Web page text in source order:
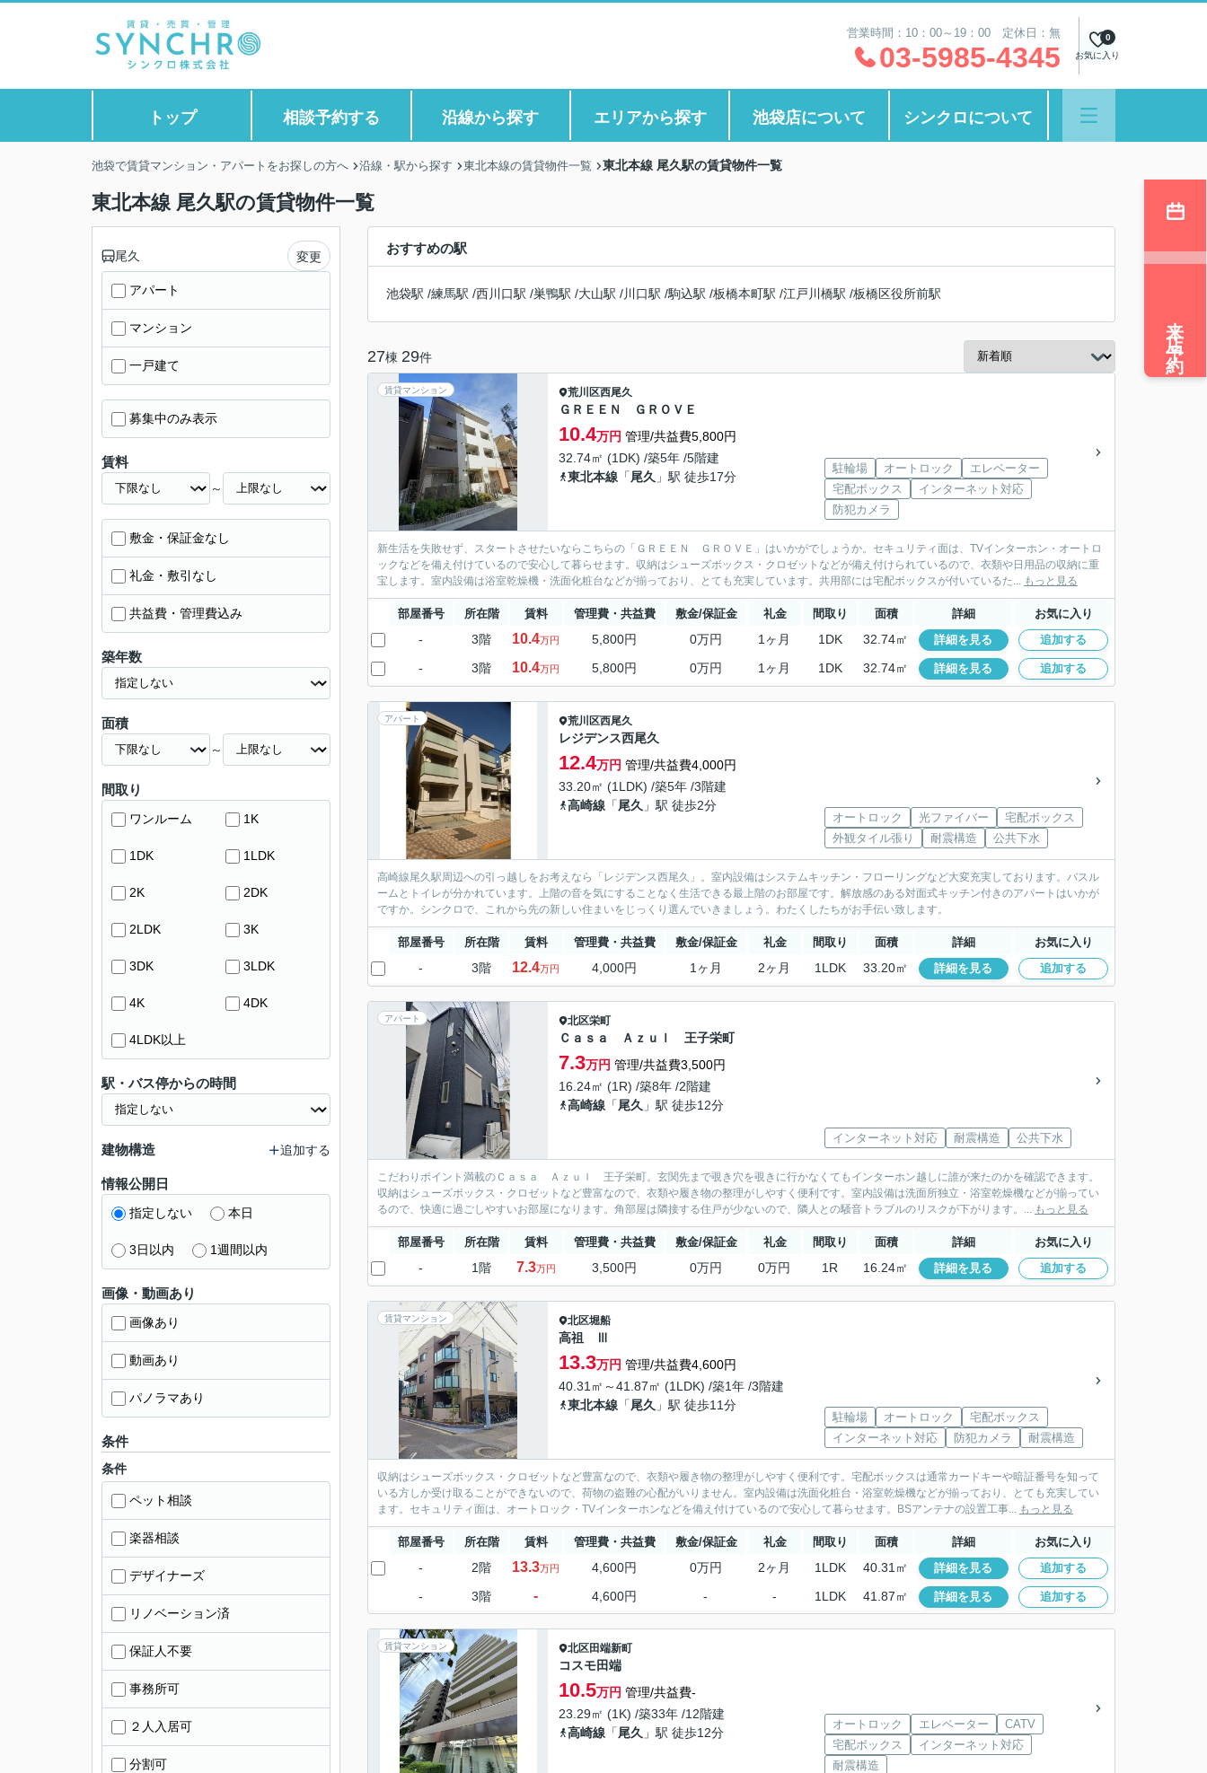
営業時間：10：00～19：00 定休日：無
03-5985-4345 お気に入り
0
トップ 相談予約する 沿線から探す エリアから探す 池袋店について シンクロについて
池袋で賃貸マンション・アパートをお探しの方へ 沿線・駅から探す 東北本線の賃貸物件一覧 東北本線 尾久駅の賃貸物件一覧
東北本線 尾久駅の賃貸物件一覧
おすすめの駅
池袋駅 /練馬駅 /西川口駅 /巣鴨駅 /大山駅 /川口駅 /駒込駅 /板橋本町駅 /江戸川橋駅 /板橋区役所前駅
27棟 29件
賃貸マンション 荒川区西尾久
ＧＲＥＥＮ ＧＲＯＶＥ
10.4万円 管理/共益費5,800円
32.74㎡ (1DK) /築5年 /5階建
東北本線 「尾久 」駅 徒歩17分
駐輪場 オートロック
エレベーター
宅配ボックス
インターネット対応
防犯カメラ
新生活を失敗せず、スタートさせたいならこちらの「ＧＲＥＥＮ ＧＲＯＶＥ」はいかがでしょうか。セキュリティ面は、TVインターホン・オートロ
ックなどを備え付けているので安心して暮らせます。収納はシューズボックス・クロゼットなどが備え付けられているので、衣類や日用品の収納に重
宝します。室内設備は浴室乾燥機・洗面化粧台などが揃っており、とても充実しています。共用部には宅配ボックスが付いているた... もっと見る
部屋番号 所在階 賃料 管理費・共益費 敷金/保証金 礼金 間取り 面積 詳細 お気に入り
- 3階 10.4万円 5,800円 0万円 1ヶ月 1DK 32.74㎡ 詳細を見る 追加する
- 3階 10.4万円 5,800円 0万円 1ヶ月 1DK 32.74㎡ 詳細を見る 追加する
アパート 荒川区西尾久
レジデンス西尾久
12.4万円 管理/共益費4,000円
33.20㎡ (1LDK) /築5年 /3階建
高崎線 「尾久 」駅 徒歩2分
オートロック 光ファイバー
宅配ボックス
外観タイル張り
耐震構造 公共下水
高崎線尾久駅周辺への引っ越しをお考えなら「レジデンス西尾久」。室内設備はシステムキッチン・フローリングなど大変充実しております。バスル
ームとトイレが分かれています。上階の音を気にすることなく生活できる最上階のお部屋です。解放感のある対面式キッチン付きのアパートはいかが
ですか。シンクロで、これから先の新しい住まいをじっくり選んでいきましょう。わたくしたちがお手伝い致します。
部屋番号 所在階 賃料 管理費・共益費 敷金/保証金 礼金 間取り 面積 詳細 お気に入り
- 3階 12.4万円 4,000円 1ヶ月 2ヶ月 1LDK 33.20㎡ 詳細を見る 追加する
アパート 北区栄町
Ｃａｓａ Ａｚｕｌ 王子栄町
7.3万円 管理/共益費3,500円
16.24㎡ (1R) /築8年 /2階建
高崎線 「尾久 」駅 徒歩12分
インターネット対応 耐震構造 公共下水
こだわりポイント満載のＣａｓａ Ａｚｕｌ 王子栄町。玄関先まで覗き穴を覗きに行かなくてもインターホン越しに誰が来たのかを確認できます。
収納はシューズボックス・クロゼットなど豊富なので、衣類や履き物の整理がしやすく便利です。室内設備は洗面所独立・浴室乾燥機などが揃ってい
るので、快適に過ごしやすいお部屋になります。角部屋は隣接する住戸が少ないので、隣人との騒音トラブルのリスクが下がります。... もっと見る
部屋番号 所在階 賃料 管理費・共益費 敷金/保証金 礼金 間取り 面積 詳細 お気に入り
- 1階 7.3万円 3,500円 0万円 0万円 1R 16.24㎡ 詳細を見る 追加する
賃貸マンション 北区堀船
高祖 Ⅲ
13.3万円 管理/共益費4,600円
40.31㎡～41.87㎡ (1LDK) /築1年 /3階建
東北本線 「尾久 」駅 徒歩11分
駐輪場 オートロック
宅配ボックス
インターネット対応
防犯カメラ 耐震構造
収納はシューズボックス・クロゼットなど豊富なので、衣類や履き物の整理がしやすく便利です。宅配ボックスは通常カードキーや暗証番号を知って
いる方しか受け取ることができないので、荷物の盗難の心配がいりません。室内設備は洗面化粧台・浴室乾燥機などが揃っており、とても充実してい
ます。セキュリティ面は、オートロック・TVインターホンなどを備え付けているので安心して暮らせます。BSアンテナの設置工事... もっと見る
部屋番号 所在階 賃料 管理費・共益費 敷金/保証金 礼金 間取り 面積 詳細 お気に入り
- 2階 13.3万円 4,600円 0万円 2ヶ月 1LDK 40.31㎡ 詳細を見る 追加する
- 3階 - 4,600円 - - 1LDK 41.87㎡ 詳細を見る 追加する
賃貸マンション 北区田端新町
コスモ田端
10.5万円 管理/共益費-
23.29㎡ (1K) /築33年 /12階建
高崎線 「尾久 」駅 徒歩12分
オートロック エレベーター
CATV
宅配ボックス
インターネット対応
耐震構造
尾久 変更
アパート
マンション
一戸建て
募集中のみ表示
賃料
～
敷金・保証金なし
礼金・敷引なし
共益費・管理費込み
築年数
面積
～
間取り
ワンルーム 1K
1DK 1LDK
2K 2DK
2LDK 3K
3DK 3LDK
4K 4DK
4LDK以上
駅・バス停からの時間
建物構造 追加する
情報公開日
指定しない 本日
3日以内 1週間以内
画像・動画あり
画像あり
動画あり
パノラマあり
条件
条件
ペット相談
楽器相談
デザイナーズ
リノベーション済
保証人不要
事務所可
２人入居可
分割可
来店予約